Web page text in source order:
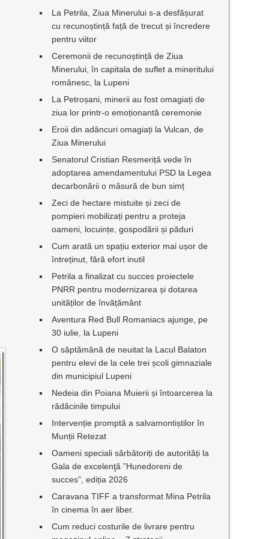
La Petrila, Ziua Minerului s-a desfășurat
cu recunoștință față de trecut și încredere
pentru viitor
Ceremonii de recunoștință de Ziua
Minerului, în capitala de suflet a mineritului
românesc, la Lupeni
La Petroșani, minerii au fost omagiați de
ziua lor printr-o emoționantă ceremonie
Eroii din adâncuri omagiați la Vulcan, de
Ziua Minerului
Senatorul Cristian Resmeriță vede în
adoptarea amendamentului PSD la Legea
decarbonării o măsură de bun simț
Zeci de hectare mistuite și zeci de
pompieri mobilizați pentru a proteja
oameni, locuințe, gospodării și păduri
Cum arată un spațiu exterior mai ușor de
întreținut, fără efort inutil
Petrila a finalizat cu succes proiectele
PNRR pentru modernizarea și dotarea
unităților de învățământ
Aventura Red Bull Romaniacs ajunge, pe
30 iulie, la Lupeni
O săptămână de neuitat la Lacul Balaton
pentru elevi de la cele trei școli gimnaziale
din municipiul Lupeni
Nedeia din Poiana Muierii și întoarcerea la
rădăcinile timpului
Intervenție promptă a salvamontiștilor în
Munții Retezat
Oameni speciali sărbătoriți de autorități la
Gala de excelenţă ”Hunedoreni de
succes”, ediția 2026
Caravana TIFF a transformat Mina Petrila
în cinema în aer liber.
Cum reduci costurile de livrare pentru